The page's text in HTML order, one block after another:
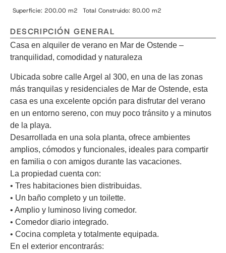
Superficie: 200.00 m2 Total Construido: 80.00 m2
DESCRIPCIÓN GENERAL
Casa en alquiler de verano en Mar de Ostende –
tranquilidad, comodidad y naturaleza
Ubicada sobre calle Argel al 300, en una de las zonas
más tranquilas y residenciales de Mar de Ostende, esta
casa es una excelente opción para disfrutar del verano
en un entorno sereno, con muy poco tránsito y a minutos
de la playa.
Desarrollada en una sola planta, ofrece ambientes
amplios, cómodos y funcionales, ideales para compartir
en familia o con amigos durante las vacaciones.
La propiedad cuenta con:
• Tres habitaciones bien distribuidas.
• Un baño completo y un toilette.
• Amplio y luminoso living comedor.
• Comedor diario integrado.
• Cocina completa y totalmente equipada.
En el exterior encontrarás: